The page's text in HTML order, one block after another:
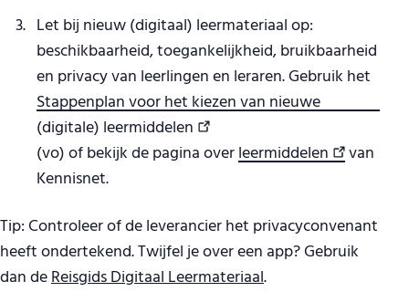
Let bij nieuw (digitaal) leermateriaal op:
beschikbaarheid, toegankelijkheid, bruikbaarheid
en privacy van leerlingen en leraren. Gebruik het
Stappenplan voor het kiezen van nieuwe
(digitale) leermiddelen
(vo) of bekijk de pagina overleermiddelen
van
Kennisnet.
Tip: Controleer of de leverancier het privacyconvenant
heeft ondertekend. Twijfel je over een app? Gebruik
dan deReisgids Digitaal Leermateriaal.